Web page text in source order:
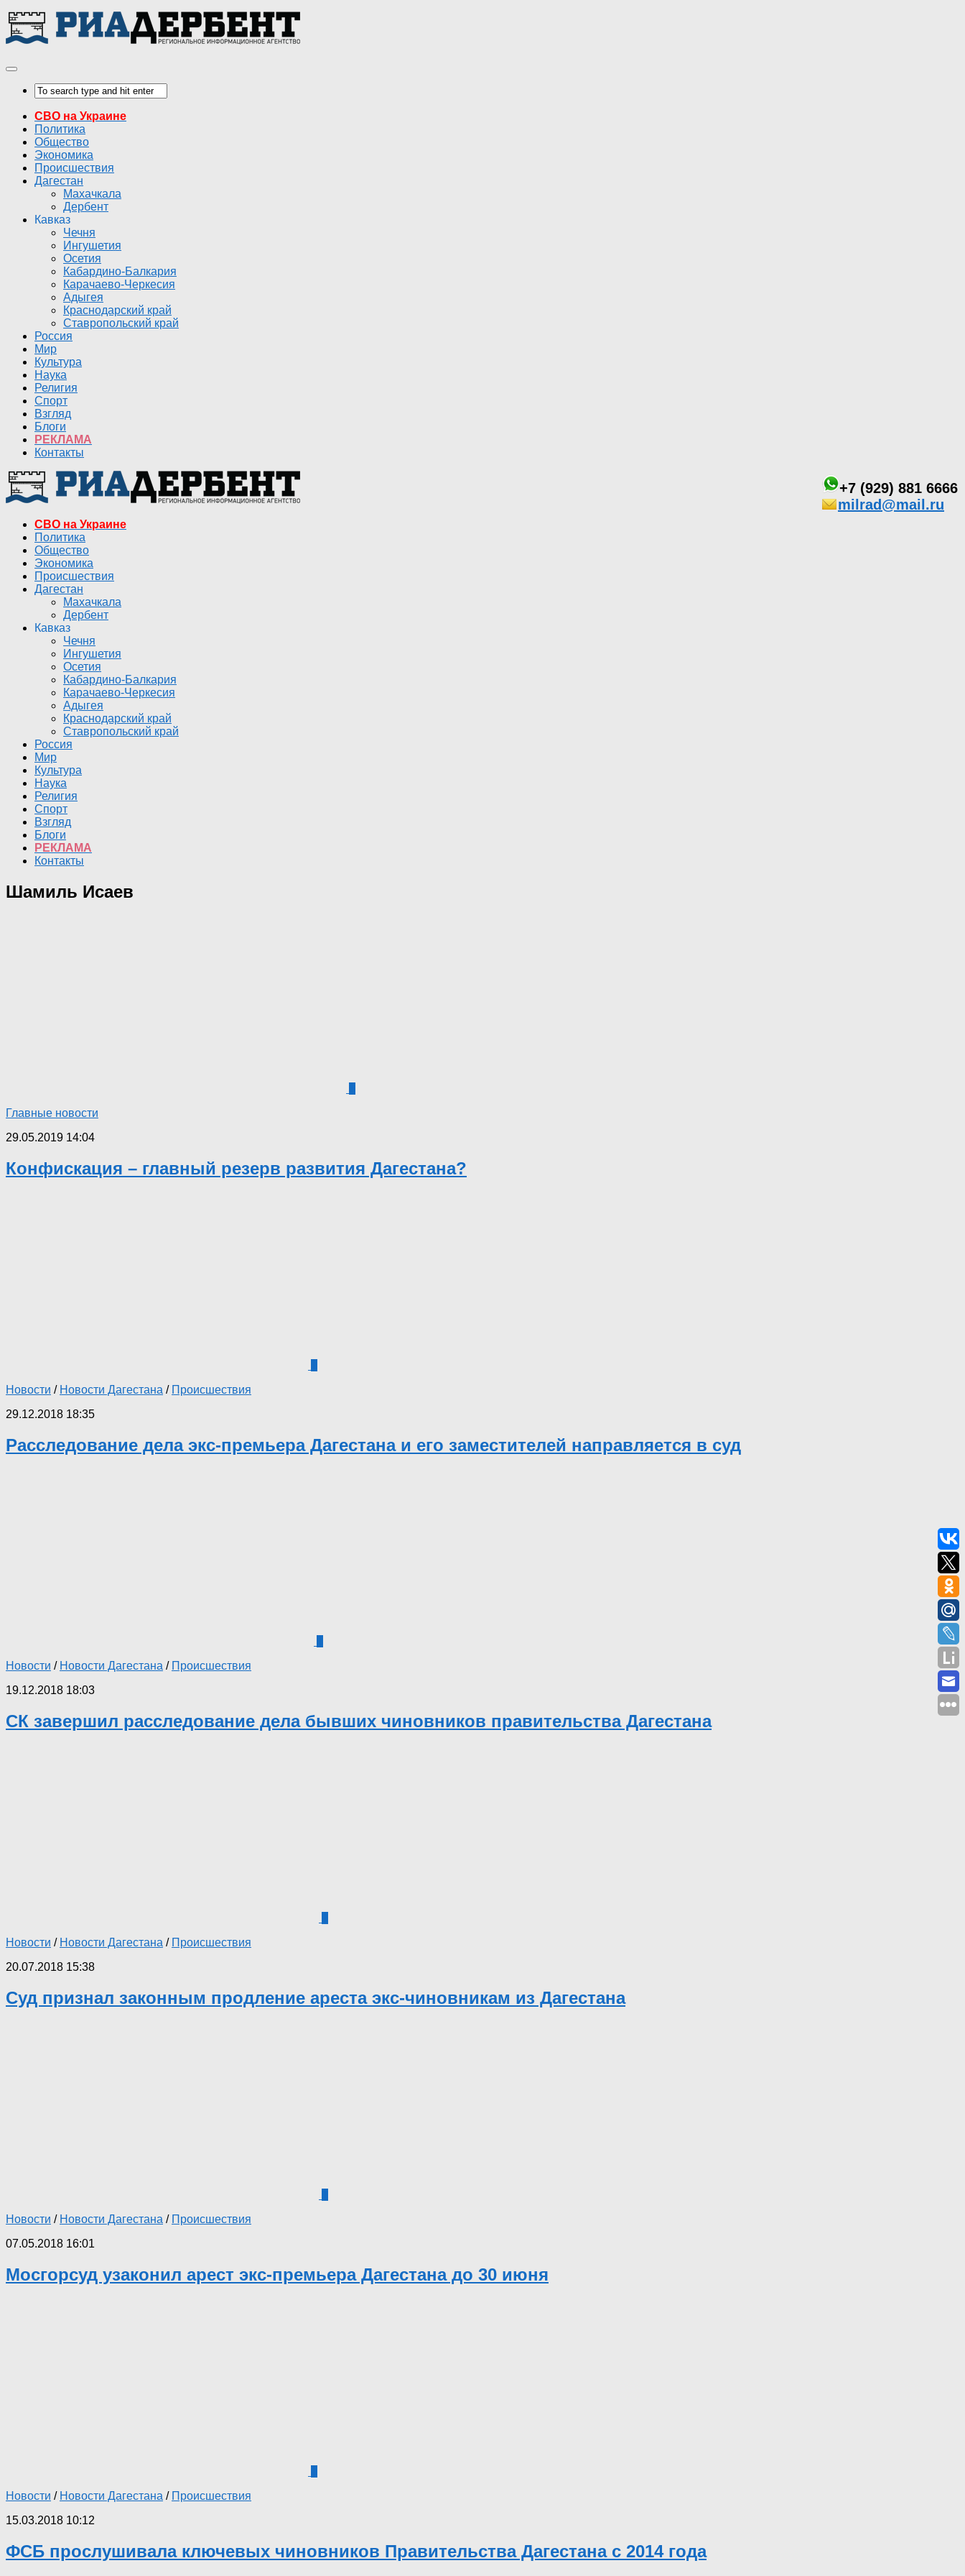
СВО на Украине
Политика
Общество
Экономика
Происшествия
Дагестан
Махачкала
Дербент
Кавказ
Чечня
Ингушетия
Осетия
Кабардино-Балкария
Карачаево-Черкесия
Адыгея
Краснодарский край
Ставропольский край
Россия
Мир
Культура
Наука
Религия
Спорт
Взгляд
Блоги
РЕКЛАМА
Контакты
+7 (929) 881 6666
milrad@mail.ru
СВО на Украине
Политика
Общество
Экономика
Происшествия
Дагестан
Махачкала
Дербент
Кавказ
Чечня
Ингушетия
Осетия
Кабардино-Балкария
Карачаево-Черкесия
Адыгея
Краснодарский край
Ставропольский край
Россия
Мир
Культура
Наука
Религия
Спорт
Взгляд
Блоги
РЕКЛАМА
Контакты
Шамиль Исаев
Главные новости
29.05.2019 14:04
Конфискация – главный резерв развития Дагестана?
Новости / Новости Дагестана / Происшествия
29.12.2018 18:35
Расследование дела экс-премьера Дагестана и его заместителей направляется в суд
Новости / Новости Дагестана / Происшествия
19.12.2018 18:03
СК завершил расследование дела бывших чиновников правительства Дагестана
Новости / Новости Дагестана / Происшествия
20.07.2018 15:38
Суд признал законным продление ареста экс-чиновникам из Дагестана
Новости / Новости Дагестана / Происшествия
07.05.2018 16:01
Мосгорсуд узаконил арест экс-премьера Дагестана до 30 июня
Новости / Новости Дагестана / Происшествия
15.03.2018 10:12
ФСБ прослушивала ключевых чиновников Правительства Дагестана с 2014 года